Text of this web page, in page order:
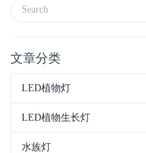
文章分类
LED植物灯
LED植物生长灯
水族灯